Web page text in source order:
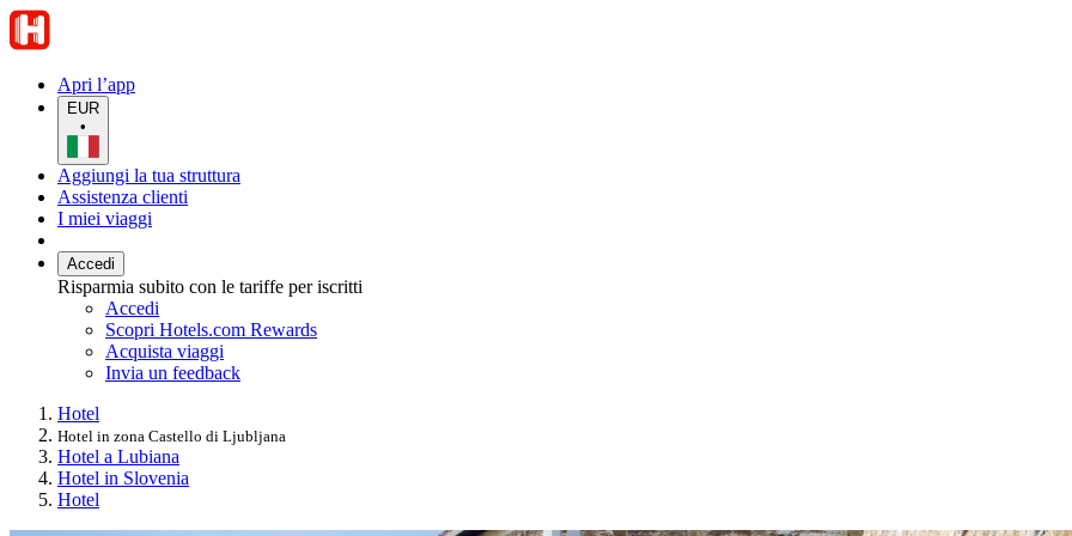
Apri l’app
EUR
•
Aggiungi la tua struttura
Assistenza clienti
I miei viaggi
Accedi
Risparmia subito con le tariffe per iscritti
Accedi
Scopri Hotels.com Rewards
Acquista viaggi
Invia un feedback
Hotel
Hotel in zona Castello di Ljubljana
Hotel a Lubiana
Hotel in Slovenia
Hotel